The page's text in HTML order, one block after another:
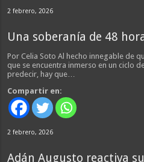
2 febrero, 2026
Una soberanía de 48
Por Celia Soto Al hecho innegable de
que se encuentra inmerso en un ciclo
predecir, hay que…
Compartir en:
2 febrero, 2026
Adán Augusto reactiva